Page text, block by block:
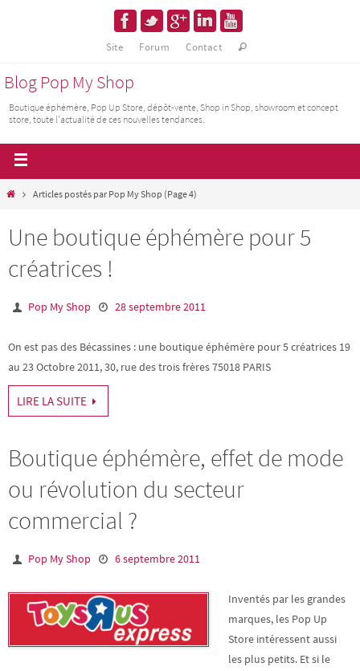
Site Forum Contact
Blog Pop My Shop
Boutique éphémère, Pop Up Store, dépôt-vente, Shop in Shop, showroom et concept
store, toute l'actualité de ces nouvelles tendances.
Articles postés par Pop My Shop (Page 4)
Une boutique éphémère pour 5
créatrices !
Pop My Shop 28 septembre 2011
On est pas des Bécassines : une boutique éphémère pour 5 créatrices 19
au 23 Octobre 2011, 30, rue des trois frères 75018 PARIS
LIRE LA SUITE
Boutique éphémère, effet de mode
ou révolution du secteur
commercial ?
Pop My Shop 6 septembre 2011
Inventés par les grandes
marques, les Pop Up
Store intéressent aussi
les plus petits. Et si le